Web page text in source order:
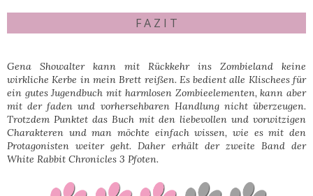
F A Z I T
Gena Showalter kann mit Rückkehr ins Zombieland keine
wirkliche Kerbe in mein Brett reißen. Es bedient alle Klischees für
ein gutes Jugendbuch mit harmlosen Zombieelementen, kann aber
mit der faden und vorhersehbaren Handlung nicht überzeugen.
Trotzdem Punktet das Buch mit den liebevollen und vorwitzigen
Charakteren und man möchte einfach wissen, wie es mit den
Protagonisten weiter geht. Daher erhält der zweite Band der
White Rabbit Chronicles 3 Pfoten.